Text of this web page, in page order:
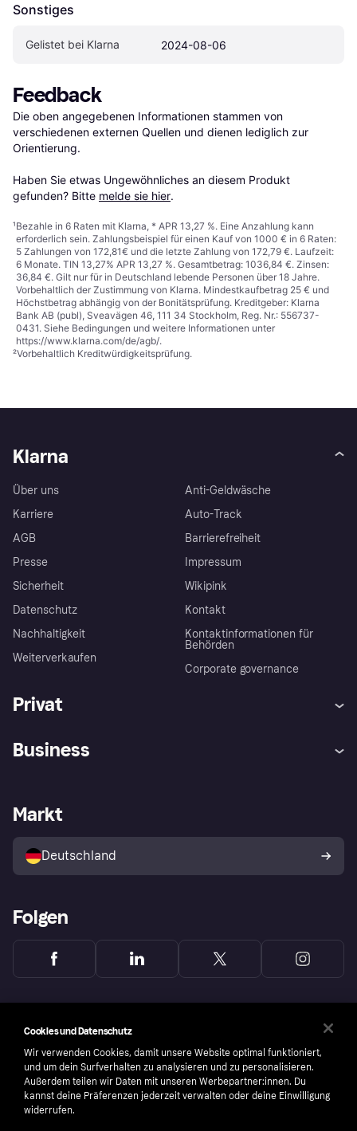
Sonstiges
Gelistet bei Klarna 2024-08-06
Feedback
Die oben angegebenen Informationen stammen von
verschiedenen externen Quellen und dienen lediglich zur
Orientierung.
Haben Sie etwas Ungewöhnliches an diesem Produkt
gefunden? Bitte melde sie hier.
¹Bezahle in 6 Raten mit Klarna, * APR 13,27 %. Eine Anzahlung kann
erforderlich sein. Zahlungsbeispiel für einen Kauf von 1000 € in 6 Raten:
5 Zahlungen von 172,81€ und die letzte Zahlung von 172,79 €. Laufzeit:
6 Monate. TIN 13,27% APR 13,27 %. Gesamtbetrag: 1036,84 €. Zinsen:
36,84 €. Gilt nur für in Deutschland lebende Personen über 18 Jahre.
Vorbehaltlich der Zustimmung von Klarna. Mindestkaufbetrag 25 € und
Höchstbetrag abhängig von der Bonitätsprüfung. Kreditgeber: Klarna
Bank AB (publ), Sveavägen 46, 111 34 Stockholm, Reg. Nr.: 556737-
0431. Siehe Bedingungen und weitere Informationen unter
https://www.klarna.com/de/agb/.
²Vorbehaltlich Kreditwürdigkeitsprüfung.
Klarna
Über uns
Karriere
AGB
Presse
Sicherheit
Datenschutz
Nachhaltigkeit
Weiterverkaufen
Anti-Geldwäsche
Auto-Track
Barrierefreiheit
Impressum
Wikipink
Kontakt
Kontaktinformationen für
Behörden
Corporate governance
Privat
Klarna App
Shops entdecken
Käuferschutzrichtlinie
Dein Widerrufsrecht
Business
Händlerportal
Markt
Deutschland
Folgen
Cookies und Datenschutz
Wir verwenden Cookies, damit unsere Website optimal funktioniert,
und um dein Surfverhalten zu analysieren und zu personalisieren.
Außerdem teilen wir Daten mit unseren Werbepartner:innen. Du
kannst deine Präferenzen jederzeit verwalten oder deine Einwilligung
widerrufen.